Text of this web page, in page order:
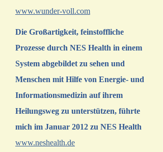
www.wunder-voll.com
Die Großartigkeit, feinstoffliche
Prozesse durch NES Health in einem
System abgebildet zu sehen und
Menschen mit Hilfe von Energie- und
Informationsmedizin auf ihrem
Heilungsweg zu unterstützen, führte
mich im Januar 2012 zu NES Health
www.neshealth.de